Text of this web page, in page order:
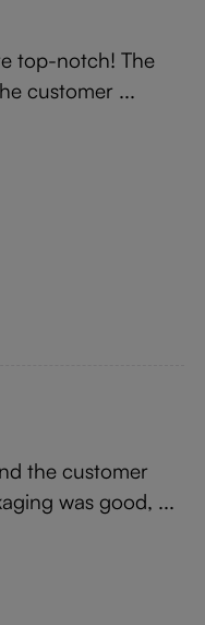
top-notch! The
customer ...
the customer
was good, ...